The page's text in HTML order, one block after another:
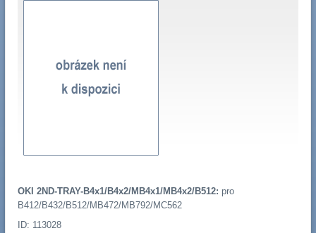
OKI 2ND-TRAY-B4x1/B4x2/MB4x1/MB4x2/B512: pro
B412/B432/B512/MB472/MB792/MC562
ID: 113028